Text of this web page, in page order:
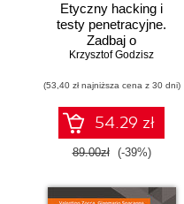
Etyczny hacking i
testy penetracyjne.
Zadbaj o
bezpieczeństwo
Krzysztof Godzisz
(53,40 zł najniższa cena z 30 dni)
54.29 zł
89.00zł (-39%)